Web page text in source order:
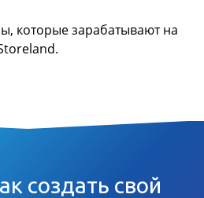
которые зарабатывают на
создать свой